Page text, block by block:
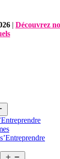
| Découvrez
le
menu